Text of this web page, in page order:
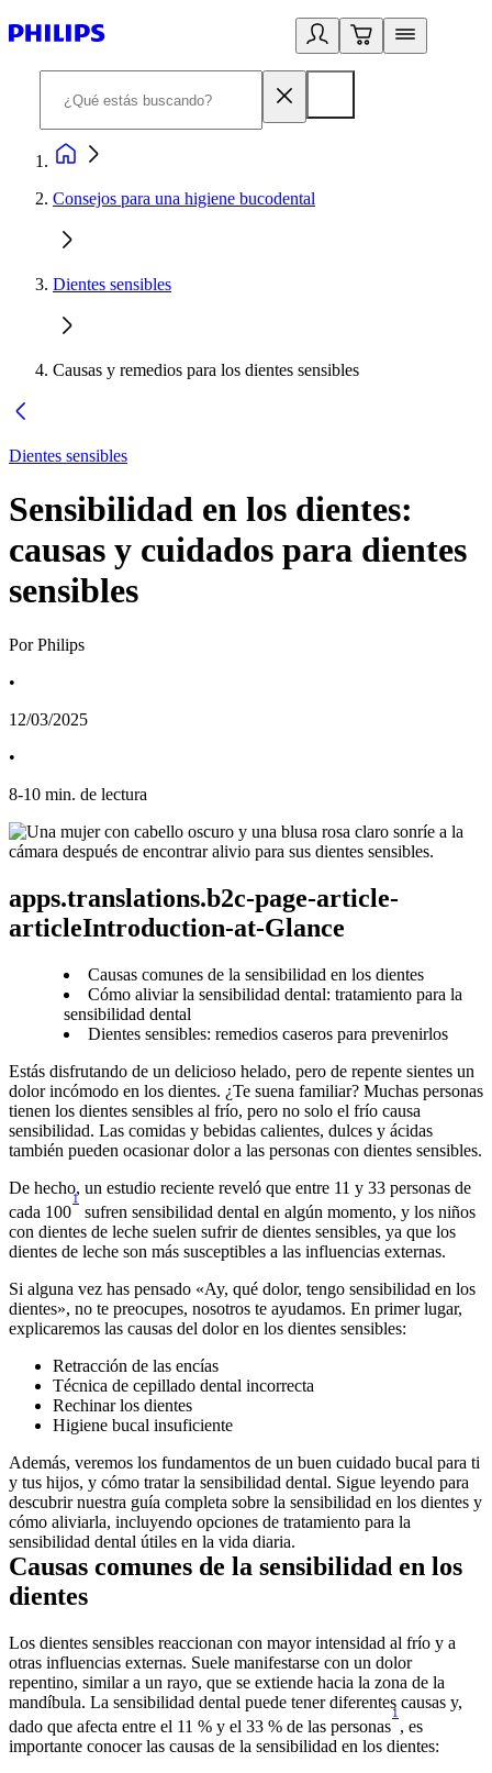
Consejos para una higiene bucodental
Dientes sensibles
Causas y remedios para los dientes sensibles
Dientes sensibles
Sensibilidad en los dientes:
causas y cuidados para dientes
sensibles
Por Philips
•
12/03/2025
•
8-10 min. de lectura
apps.translations.b2c-page-article-
articleIntroduction-at-Glance
Causas comunes de la sensibilidad en los dientes
Cómo aliviar la sensibilidad dental: tratamiento para la
sensibilidad dental
Dientes sensibles: remedios caseros para prevenirlos
Estás disfrutando de un delicioso helado, pero de repente sientes un
dolor incómodo en los dientes. ¿Te suena familiar? Muchas personas
tienen los dientes sensibles al frío, pero no solo el frío causa
sensibilidad. Las comidas y bebidas calientes, dulces y ácidas
también pueden ocasionar dolor a las personas con dientes sensibles.
De hecho, un estudio reciente reveló que entre 11 y 33 personas de
cada 100
1
sufren sensibilidad dental en algún momento, y los niños
con dientes de leche suelen sufrir de dientes sensibles, ya que los
dientes de leche son más susceptibles a las influencias externas.
Si alguna vez has pensado «Ay, qué dolor, tengo sensibilidad en los
dientes», no te preocupes, nosotros te ayudamos. En primer lugar,
explicaremos las causas del dolor en los dientes sensibles:
Retracción de las encías
Técnica de cepillado dental incorrecta
Rechinar los dientes
Higiene bucal insuficiente
Además, veremos los fundamentos de un buen cuidado bucal para ti
y tus hijos, y cómo tratar la sensibilidad dental. Sigue leyendo para
descubrir nuestra guía completa sobre la sensibilidad en los dientes y
cómo aliviarla, incluyendo opciones de tratamiento para la
sensibilidad dental útiles en la vida diaria.
Causas comunes de la sensibilidad en los
dientes
Los dientes sensibles reaccionan con mayor intensidad al frío y a
otras influencias externas. Suele manifestarse con un dolor
repentino, similar a un rayo, que se extiende hacia la zona de la
mandíbula. La sensibilidad dental puede tener diferentes causas y,
dado que afecta entre el 11 % y el 33 % de las personas
1
, es
importante conocer las causas de la sensibilidad en los dientes: